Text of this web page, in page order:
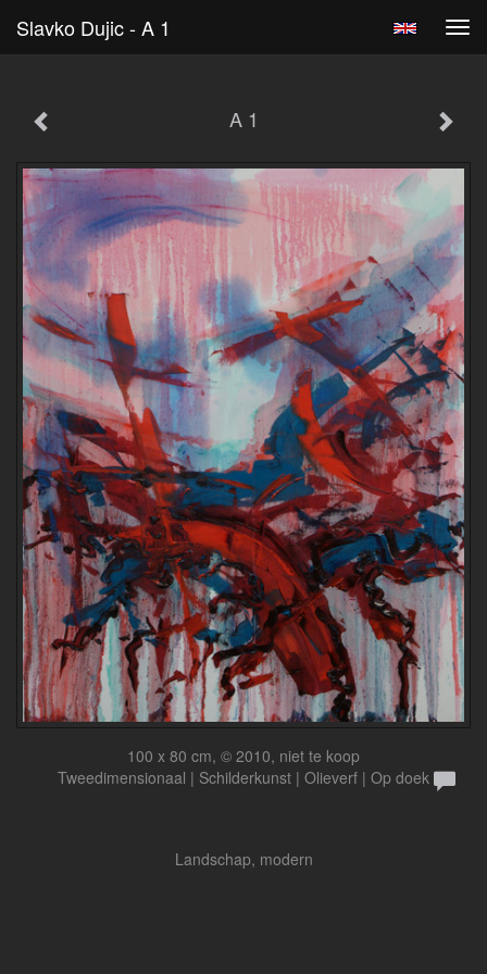
Slavko Dujic - A 1
A 1
100 x 80 cm, © 2010, niet te koop
Tweedimensionaal | Schilderkunst | Olieverf | Op doek
Landschap, modern